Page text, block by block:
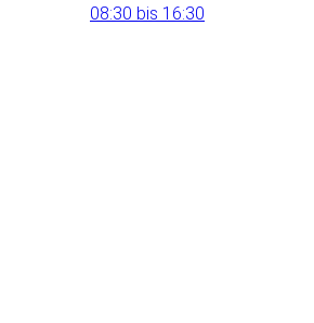
08:30 bis 16:30